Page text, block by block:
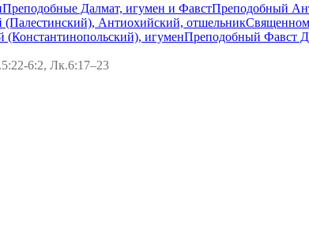
Преподобные Далмат, игумен и ФавстПреподобный
Антиохийский, отшельник
игуменПреподобный Фавст
6:2, Лк.6:17–23